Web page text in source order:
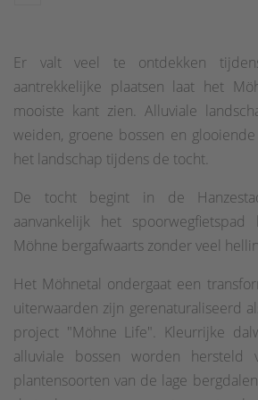
Er valt veel te ontdekken
aantrekkelijke plaatsen laat het
mooiste kant zien. Alluviale
weiden, groene bossen en
het landschap tijdens de tocht.
De tocht begint in de
aanvankelijk het
Möhne bergafwaarts zonder veel
Het Möhnetal ondergaat een
uiterwaarden zijn gerenaturaliseerd
project "Möhne Life". Kleurrijke
alluviale bossen worden
plantensoorten van de lage